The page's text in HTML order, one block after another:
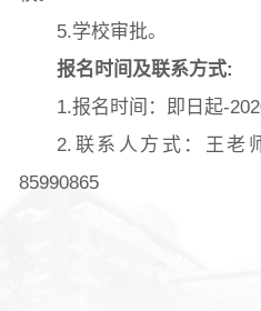
5.学校审批。
报名时间及联系方式:
1.报名时间：即日起-
2.联系人方式：王老
85990865